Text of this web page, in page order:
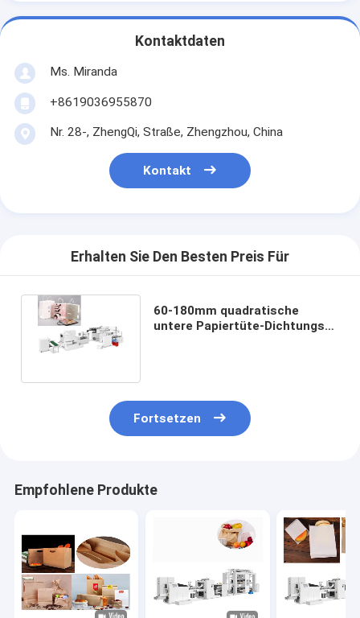
Kontaktdaten
Ms. Miranda
+8619036955870
Nr. 28-, ZhengQi, Straße, Zhengzhou, China
Kontakt
Erhalten Sie Den Besten Preis Für
60-180mm quadratische
untere Papiertüte-Dichtungs-
Fortsetzen
Empfohlene Produkte